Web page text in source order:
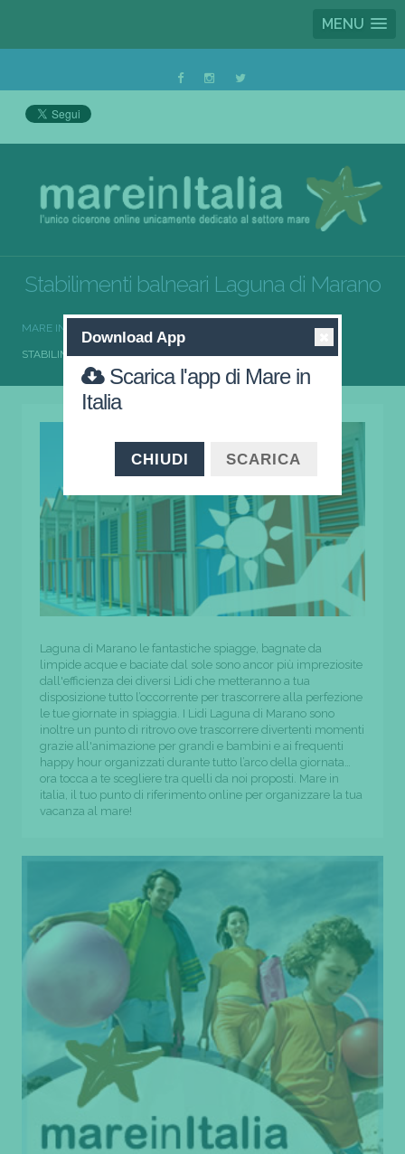
MENU
Stabilimenti balneari Laguna di Marano
MARE IN ITALIA
STABILIMENTI BALNEARI LAGUNA DI MARANO
Laguna di Marano le fantastiche spiagge, bagnate da
limpide acque e baciate dal sole sono ancor più impreziosite
dall'efficienza dei diversi Lidi che metteranno a tua
disposizione tutto l’occorrente per trascorrere alla perfezione
le tue giornate in spiaggia. I Lidi Laguna di Marano sono
inoltre un punto di ritrovo ove trascorrere divertenti momenti
grazie all'animazione per grandi e bambini e ai frequenti
happy hour organizzati durante tutto l’arco della giornata…
ora tocca a te scegliere tra quelli da noi proposti. Mare in
italia, il tuo punto di riferimento online per organizzare la tua
vacanza al mare!
Download App
Scarica l'app di Mare in
Italia
CHIUDI SCARICA